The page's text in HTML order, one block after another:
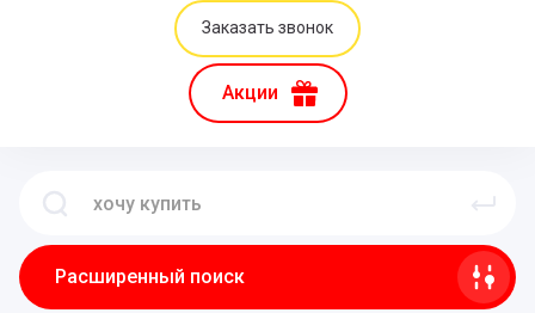
Заказать звонок
Акции
Расширенный поиск